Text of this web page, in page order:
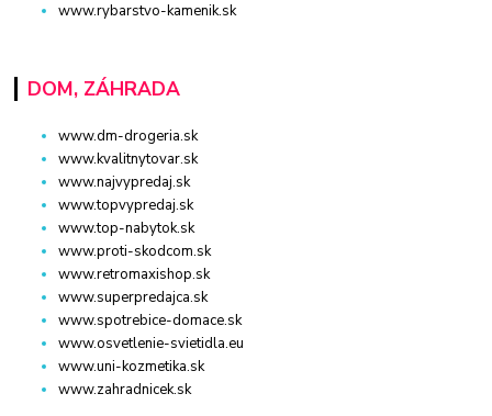
www.rybarstvo-kamenik.sk
DOM, ZÁHRADA
www.dm-drogeria.sk
www.kvalitnytovar.sk
www.najvypredaj.sk
www.topvypredaj.sk
www.top-nabytok.sk
www.proti-skodcom.sk
www.retromaxishop.sk
www.superpredajca.sk
www.spotrebice-domace.sk
www.osvetlenie-svietidla.eu
www.uni-kozmetika.sk
www.zahradnicek.sk